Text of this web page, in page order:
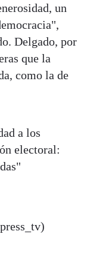
un
Delgado, por
que la
como la de
a los
electoral: